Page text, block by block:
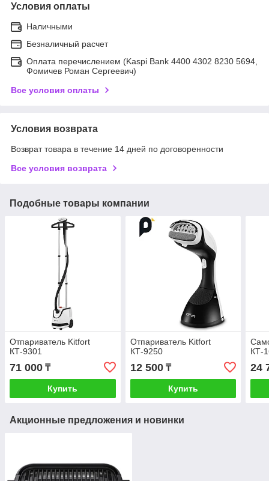
Условия оплаты
Наличными
Безналичный расчет
Оплата перечислением (Kaspi Bank 4400 4302 8230 5694,
Фомичев Роман Сергеевич)
Все условия оплаты
Условия возврата
Возврат товара в течение 14 дней по договоренности
Все условия возврата
Подобные товары компании
Отпариватель Kitfort
КТ-9301
71 000 ₸
Купить
Отпариватель Kitfort
КТ-9250
12 500₸
Купить
КТ-
24
Акционные предложения и новинки